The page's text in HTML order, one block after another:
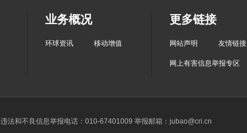
业务概况
环球资讯 移动增值
更多链接
网站声明 友情链接
网上有害信息举报专区
违法和不良信息举报电话：010-67401009 举报邮箱：jubao@cri.cn